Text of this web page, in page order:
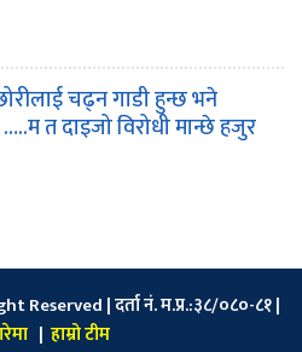
चढ्न गाडी हुन्छ भने
त दाइजो विरोधी मान्छे हजुर
| दर्ता नं. म.प्र.:३८/०८०-८१ |
| हाम्रो टीम